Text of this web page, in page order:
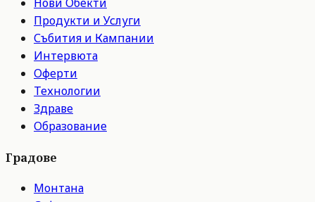
Продукти и Услуги
Събития и Кампании
Интервюта
Оферти
Технологии
Здраве
Образование
Градове
Монтана